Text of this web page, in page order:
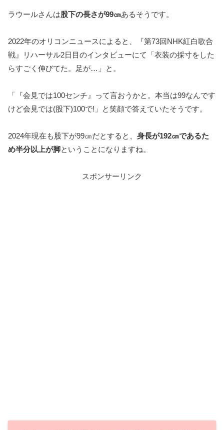
ラウールさんは股下の長さが99㎝あるそうです。
2022年のオリコンニュースによると、『第73回NHK紅白歌合
戦』リハーサル2日目のインタビューにて「衣装の採寸をした
らすごく伸びてた。足が…」と。
「『会見では100センチ』って言おうかと。本当は99なんです
けど会見では(股下)100で!」と笑顔で答えていたそうです。
2024年現在も股下が99㎝だとすると、 身長が192㎝であるた
め半分以上が脚ということになりますね。
スポンサーリンク